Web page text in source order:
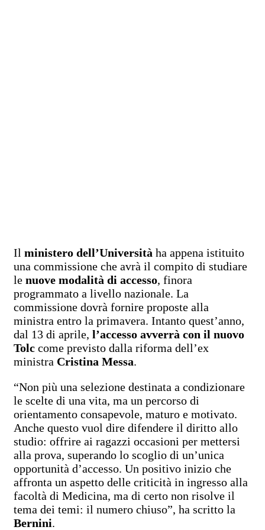
Il ministero dell’Università ha appena istituito
una commissione che avrà il compito di studiare
le nuove modalità di accesso, finora
programmato a livello nazionale. La
commissione dovrà fornire proposte alla
ministra entro la primavera. Intanto quest’anno,
dal 13 di aprile, l’accesso avverrà con il nuovo
Tolc come previsto dalla riforma dell’ex
ministra Cristina Messa.
“Non più una selezione destinata a condizionare
le scelte di una vita, ma un percorso di
orientamento consapevole, maturo e motivato.
Anche questo vuol dire difendere il diritto allo
studio: offrire ai ragazzi occasioni per mettersi
alla prova, superando lo scoglio di un’unica
opportunità d’accesso. Un positivo inizio che
affronta un aspetto delle criticità in ingresso alla
facoltà di Medicina, ma di certo non risolve il
tema dei temi: il numero chiuso”, ha scritto la
Bernini.